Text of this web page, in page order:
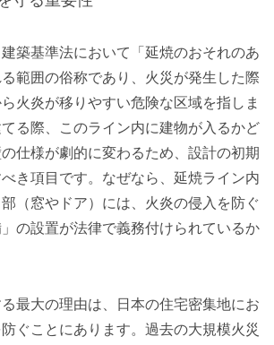
築基準法において「延焼のおそれのあ
範囲の俗称であり、火災が発生した際
火炎が移りやすい危険な区域を指しま
る際、このライン内に建物が入るかど
仕様が劇的に変わるため、設計の初期
き項目です。なぜなら、延焼ライン内
（窓やドア）には、火炎の侵入を防ぐ
の設置が法律で義務付けられているか
最大の理由は、日本の住宅密集地にお
ぐことにあります。過去の大規模火災